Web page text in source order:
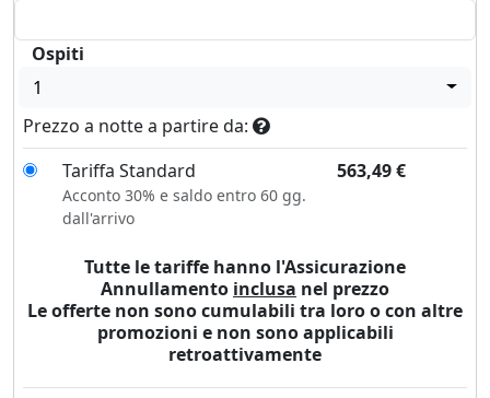
Ospiti
1
Prezzo a notte a partire da:
Tariffa Standard
563,49€
Acconto 30% e saldo entro 60 gg.
dall'arrivo
Tutte le tariffe hanno l'Assicurazione
Annullamento inclusa nel prezzo
Le offerte non sono cumulabili tra loro o con altre
promozioni e non sono applicabili
retroattivamente